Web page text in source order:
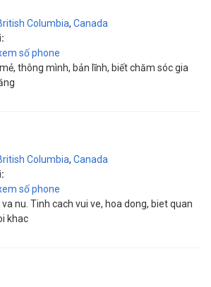
Columbia, Canada
số phone
thông mình, bản lĩnh, biết chăm sóc gia
Columbia, Canada
số phone
nu. Tinh cach vui ve, hoa dong, biet quan
khac